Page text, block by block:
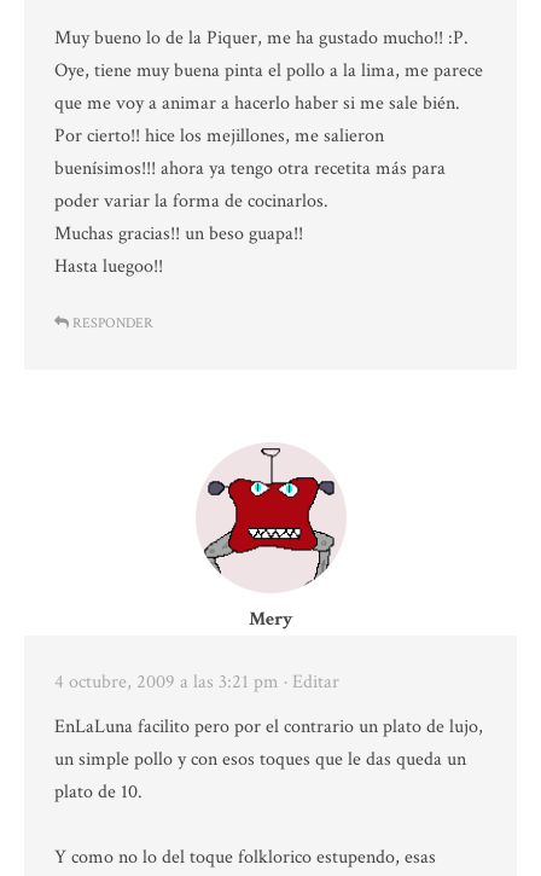
Muy bueno lo de la Piquer, me ha gustado mucho!! :P.
Oye, tiene muy buena pinta el pollo a la lima, me parece
que me voy a animar a hacerlo haber si me sale bién.
Por cierto!! hice los mejillones, me salieron
buenísimos!!! ahora ya tengo otra recetita más para
poder variar la forma de cocinarlos.
Muchas gracias!! un beso guapa!!
Hasta luegoo!!
RESPONDER
Mery
4 octubre, 2009 a las 3:21 pm · Editar
EnLaLuna facilito pero por el contrario un plato de lujo,
un simple pollo y con esos toques que le das queda un
plato de 10.
Y como no lo del toque folklorico estupendo, esas